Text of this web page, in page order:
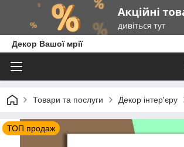
Декор Вашої мрії
Товари та послуги Декор інтер'єру
ТОП продаж